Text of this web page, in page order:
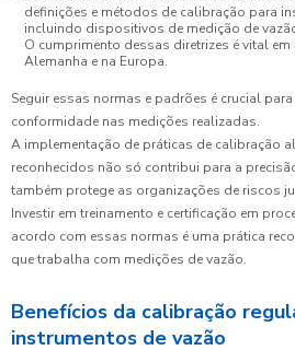
definições e métodos de calibração para
incluindo dispositivos de medição de
O cumprimento dessas diretrizes é vital
Alemanha e na Europa.
Seguir essas normas e padrões é crucial
conformidade nas medições realizadas.
A implementação de práticas de calibração
reconhecidos não só contribui para a
também protege as organizações de riscos
Investir em treinamento e certificação em
acordo com essas normas é uma prática
que trabalha com medições de vazão.
Benefícios da calibração
instrumentos de vazão